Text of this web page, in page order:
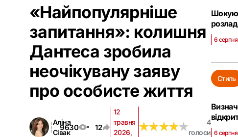
«Найпопулярніше
запитання»: колишня
Дантеса зробила
неочікувану заяву
про особисте життя
Аліна
Сівак
9630 12
12
травня
2026,
★★★★★
★★★★★
4
голоси
6
Стиль
6